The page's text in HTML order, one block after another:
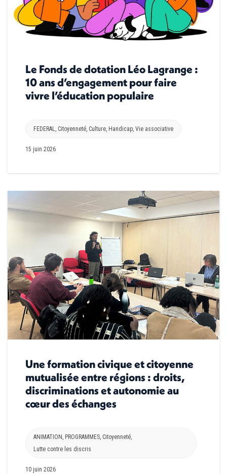
Le Fonds de dotation Léo Lagrange :
10 ans d’engagement pour faire
vivre l’éducation populaire
FEDERAL, Citoyenneté, Culture, Handicap, Vie associative
15 juin 2026
Une formation civique et citoyenne
mutualisée entre régions : droits,
discriminations et autonomie au
cœur des échanges
ANIMATION, PROGRAMMES, Citoyenneté,
Lutte contre les discris
10 juin 2026